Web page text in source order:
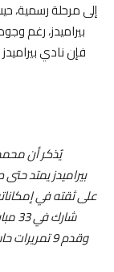
إلى مرحلة رسمية،
بيراميدز، رغم
فإن نادي
على ثقته في
وقدم 9